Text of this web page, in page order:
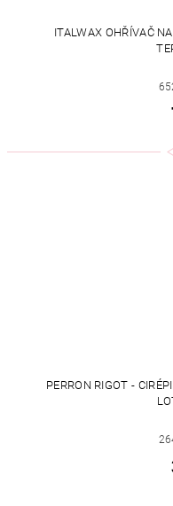
ITALWAX OHŘÍVAČ
PERRON RIGOT -